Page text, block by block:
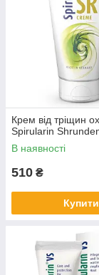
Крем від тріщин
Spirularin
В наявності
510 ₴
Купити